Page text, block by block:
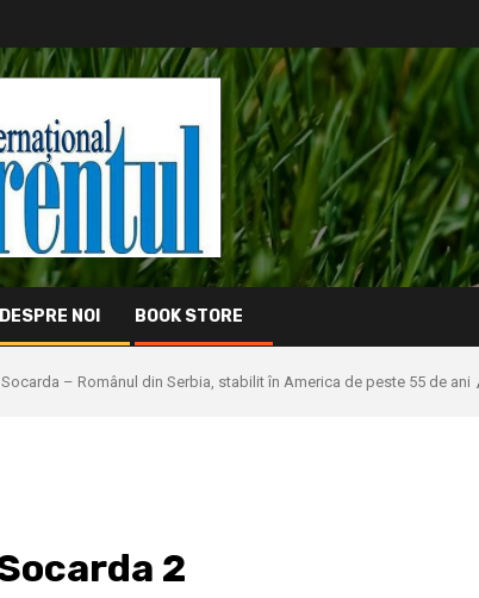
DESPRE NOI BOOK STORE
– Românul din Serbia, stabilit în America de peste 55 de ani
2